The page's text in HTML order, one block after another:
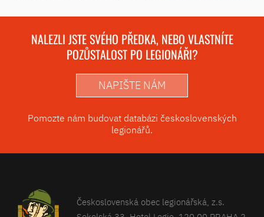
NALEZLI JSTE SVÉHO PŘEDKA, NEBO VLASTNÍTE
POZŮSTALOST PO LEGIONÁŘI?
NAPIŠTE NÁM
Pomozte nám budovat databázi československých
legionářů.
Československá obec legionářská, z.s.